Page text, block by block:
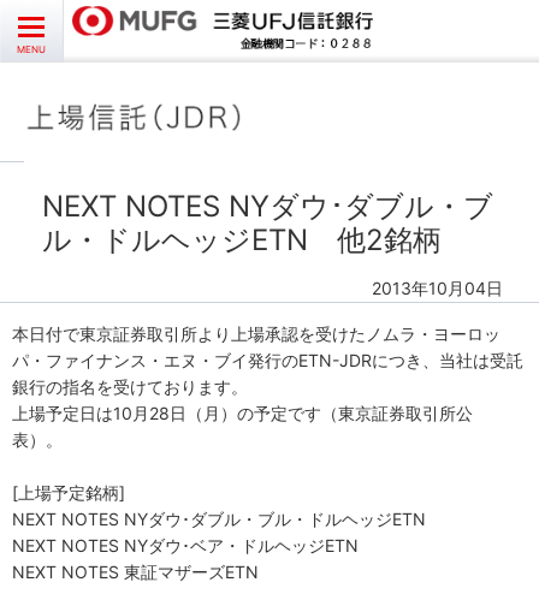
CLOSE
MENU
NEXT NOTES NYダウ･ダブル・ブ
ル・ドルヘッジETN 他2銘柄
2013年10月04日
本日付で東京証券取引所より上場承認を受けたノムラ・ヨーロッ
パ・ファイナンス・エヌ・ブイ発行のETN-JDRにつき、当社は受託
銀行の指名を受けております。
上場予定日は10月28日（月）の予定です（東京証券取引所公
表）。
[上場予定銘柄]
NEXT NOTES NYダウ･ダブル・ブル・ドルヘッジETN
NEXT NOTES NYダウ･ベア・ドルヘッジETN
NEXT NOTES 東証マザーズETN
受益者様向け
受託銘柄情報
よくあるご質問
お問い合わせ English